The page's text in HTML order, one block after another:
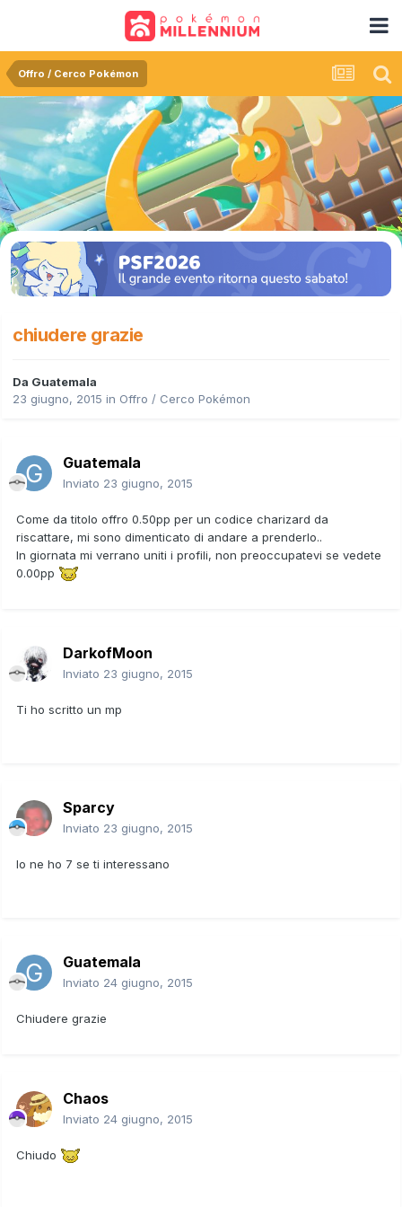
Offro / Cerco Pokémon
chiudere grazie
Da Guatemala
23 giugno, 2015 in Offro / Cerco Pokémon
Guatemala
Inviato 23 giugno, 2015
Come da titolo offro 0.50pp per un codice charizard da
riscattare, mi sono dimenticato di andare a prenderlo..
In giornata mi verrano uniti i profili, non preoccupatevi se vedete
0.00pp
DarkofMoon
Inviato 23 giugno, 2015
Ti ho scritto un mp
Sparcy
Inviato 23 giugno, 2015
Io ne ho 7 se ti interessano
Guatemala
Inviato 24 giugno, 2015
Chiudere grazie
Chaos
Inviato 24 giugno, 2015
Chiudo